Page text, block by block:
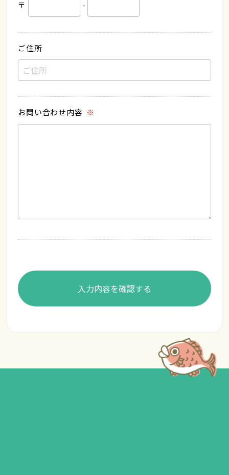
〒
-
ご住所
お問い合わせ内容